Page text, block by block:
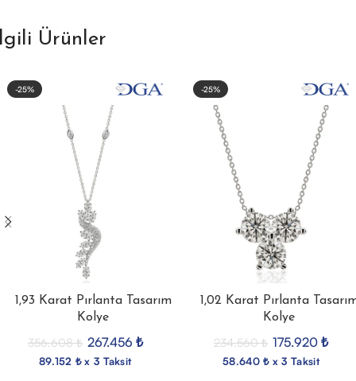
Ürünler
-25%
1,93 Karat Pırlanta Tasarım
Kolye
356.608₺ 267.456 ₺
89.152 ₺ x 3 Taksit
-25%
1,02 Karat Pırlanta
Kolye
234.560₺ 175.920 ₺
58.640 ₺ x 3 Taksit